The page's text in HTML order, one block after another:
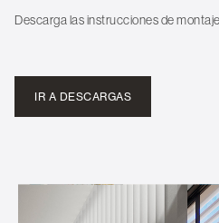
Descarga las instrucciones de
IR A DESCARGAS